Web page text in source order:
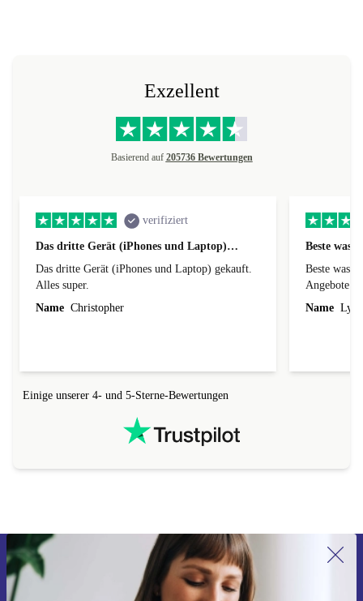
Exzellent
Basierend auf 205736 Bewertungen
verifiziert
Das dritte Gerät (iPhones und Laptop)…
Das dritte Gerät (iPhones und Laptop) gekauft.
Alles super.
Name Christopher
Beste was
Beste was gibst super billige Preise und
Angebote
Name
Einige unserer 4- und 5-Sterne-Bewertungen
Erstmals zum Newsletter anmelden,
15 € sparen!